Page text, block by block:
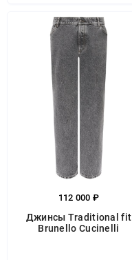
112 000 ₽
Джинсы Traditional fit
Brunello Cucinelli